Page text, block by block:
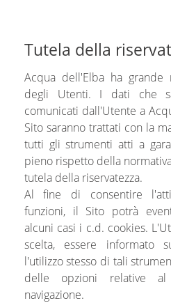
Tutela della
Acqua dell'Elba ha
degli Utenti. I dati che
comunicati dall'Utente a
Sito saranno trattati con la
tutti gli strumenti atti a
pieno rispetto della
tutela della riservatezza.
Al fine di consentire
funzioni, il Sito potrà
alcuni casi i c.d. cookies.
scelta, essere informato
l'utilizzo stesso di tali
delle opzioni relative
navigazione.